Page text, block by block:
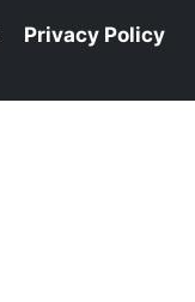
Privacy Policy